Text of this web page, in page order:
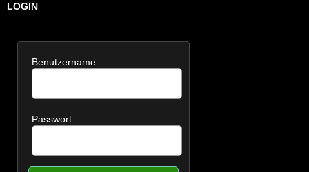
LOGIN
Benutzername
Passwort